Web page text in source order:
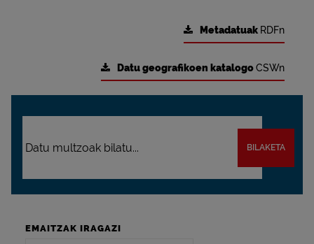
Metadatuak RDFn
Datu geografikoen katalogoCSWn
BILAKETA
EMAITZAK IRAGAZI